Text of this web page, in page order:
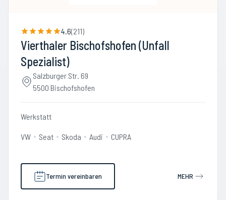
4.6(211)
Vierthaler Bischofshofen (Unfall
Spezialist)
Salzburger Str. 69
5500 Bischofshofen
Werkstatt
VW Seat Skoda Audi CUPRA
Termin vereinbaren MEHR